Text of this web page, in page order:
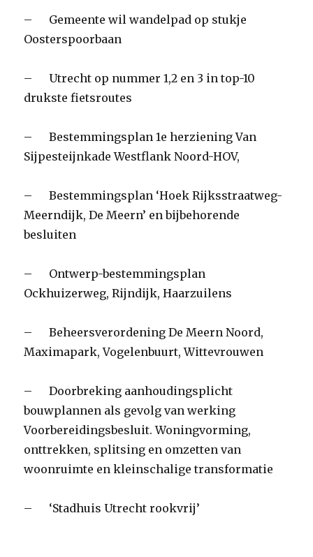
– Gemeente wil wandelpad op stukje
Oosterspoorbaan
– Utrecht op nummer 1,2 en 3 in top-10
drukste fietsroutes
– Bestemmingsplan 1e herziening Van
Sijpesteijnkade Westflank Noord-HOV,
– Bestemmingsplan ‘Hoek Rijksstraatweg-
Meerndijk, De Meern’ en bijbehorende
besluiten
– Ontwerp-bestemmingsplan
Ockhuizerweg, Rijndijk, Haarzuilens
– Beheersverordening De Meern Noord,
Maximapark, Vogelenbuurt, Wittevrouwen
– Doorbreking aanhoudingsplicht
bouwplannen als gevolg van werking
Voorbereidingsbesluit. Woningvorming,
onttrekken, splitsing en omzetten van
woonruimte en kleinschalige transformatie
– ‘Stadhuis Utrecht rookvrij’